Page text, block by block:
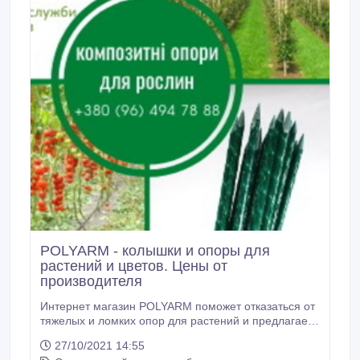
POLYARM - колышки и опоры для
растений и цветов. Цены от
производителя
Интернет магазин POLYARM поможет отказаться от
тяжелых и ломких опор для растений и предлагает
композитных материалов. Производим Опоры и
27/10/2021 14:55